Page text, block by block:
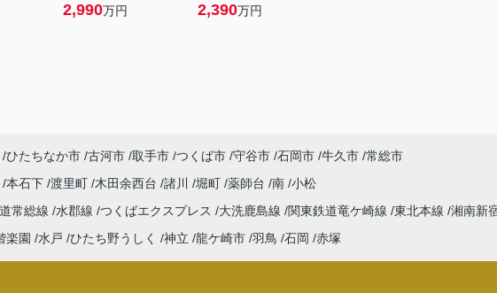
2,990万円 2,390万円
ひたちなか市 古河市 取手市 つくば市 守谷市 石岡市 牛久市 常総市
本石下 渡里町 木田余西台 諸川 堀町 薬師台 南 小松
常総線 水郡線 つくばエクスプレス 大洗鹿島線 関東鉄道竜ケ崎線 東北本線 湘南新
楽園 水戸 ひたち野うしく 神立 龍ケ崎市 羽鳥 石岡 赤塚